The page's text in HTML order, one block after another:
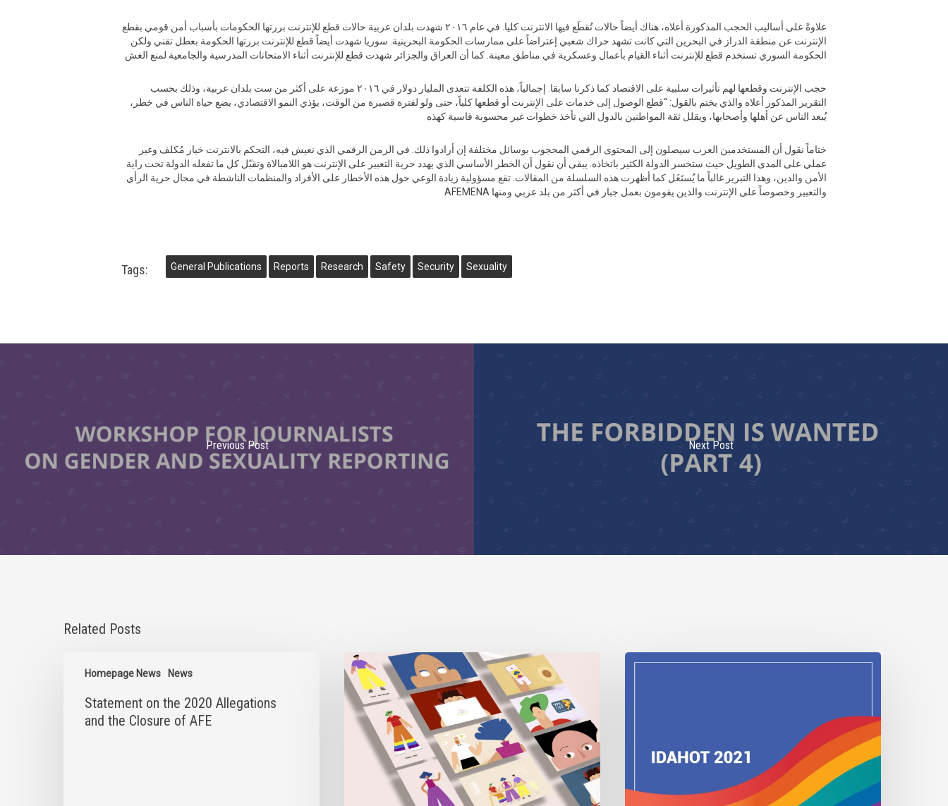
علاوةً على أساليب الحجب المذكورة أعلاه، هناك أيضاً حالات تُقطَع فيها الانترنت كليا. في عام ٢٠١٦ شهدت بلدان عربية حالات قطع للإنترنت بررتها الحكومات بأسباب أمن قومي بقطع
الإنترنت عن منطقة الدراز في البحرين التي كانت تشهد حراك شعبي إعتراضاً على ممارسات الحكومة البحرينية. سوريا شهدت أيضاً قطع للإنترنت بررتها الحكومة بعطل تقني ولكن
الحكومة السوري تستخدم قطع للإنترنت أثناء القيام بأعمال وعسكرية في مناطق معينة. كما أن العراق والجزائر شهدت قطع للإنترنت أثناء الامتحانات المدرسية والجامعية لمنع الغش
حجب الإنترنت وقطعها لهم تأثيرات سلبية على الاقتصاد كما ذكرنا سابقا. إجمالياً، هذه الكلفة تتعدى المليار دولار في ٢٠١٦ موزعة على أكثر من ست بلدان عربية، وذلك بحسب
التقرير المذكور أعلاه والذي يختم بالقول: “قطع الوصول إلى خدمات على الإنترنت أو قطعها كلياً، حتى ولو لفترة قصيرة من الوقت، يؤذي النمو الاقتصادي، يضع حياة الناس في خطر،
يُبعد الناس عن أهلها وأصحابها، ويقلل ثقة المواطنين بالدول التي تأخذ خطوات غير محسوبة قاسية كهذه
ختاماً نقول أن المستخدمين العرب سيصلون إلى المحتوى الرقمي المحجوب بوسائل مختلفة إن أرادوا ذلك. في الزمن الرقمي الذي نعيش فيه، التحكم بالانترنت خيار مُكلف وغير
عملي على المدى الطويل حيث ستخسر الدولة الكثير باتخاذه. يبقى أن نقول أن الخطر الأساسي الذي يهدد حرية التعبير على الإنترنت هو اللامبالاة وتقبّل كل ما تفعله الدولة تحت راية
الأمن والدين، وهذا التبرير غالباً ما يُستَغَل كما أظهرت هذه السلسلة من المقالات. تقع مسؤولية زيادة الوعي حول هذه الأخطار على الأفراد والمنظمات الناشطة في مجال حرية الرأي
AFEMENA والتعبير وخصوصاً على الإنترنت والذين يقومون بعمل جبار في أكثر من بلد عربي ومنها
Tags: General Publications Reports Research Safety Security Sexuality
Previous Post Next Post
Related Posts
Homepage News News
Allegations
Statement on the 2020 Allegations
and the Closure of AFE
Digital
Security
Sessions
IDAHOBIT